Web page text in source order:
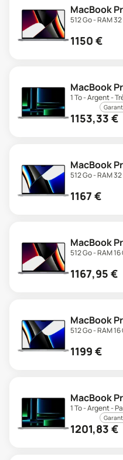
MacBook
512 Go - RAM
1150 €
MacBook
1 To - Argent -
1153,33 €
MacBook
512 Go - RAM
1167 €
MacBook
512 Go - RAM
1167,95 €
MacBook
512 Go - RAM
1199 €
MacBook
1 To - Argent -
1201,83 €